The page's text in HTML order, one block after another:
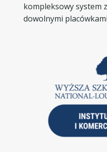
kompleksowy system
dowolnymi